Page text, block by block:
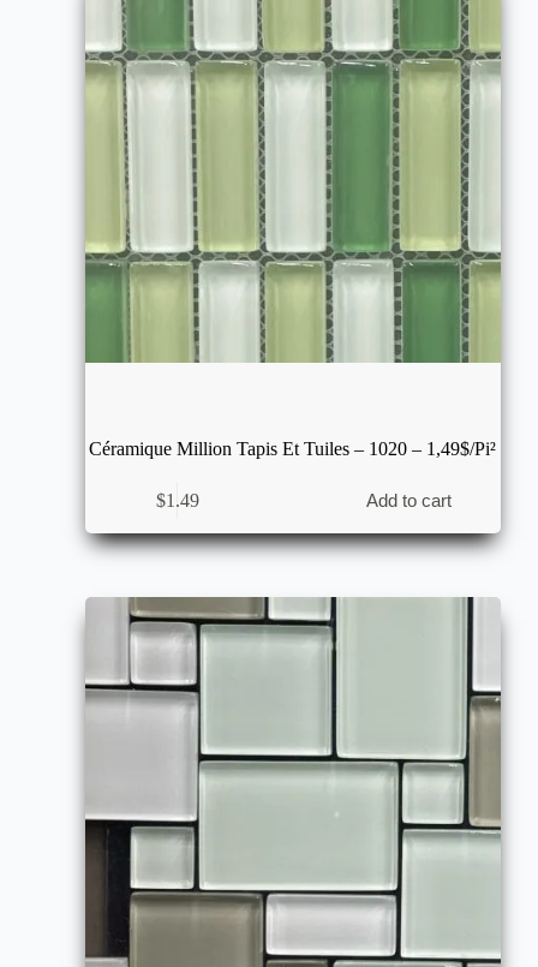
Céramique Million Tapis Et Tuiles – 1020 – 1,49$/pi²
$1.49 Add to cart